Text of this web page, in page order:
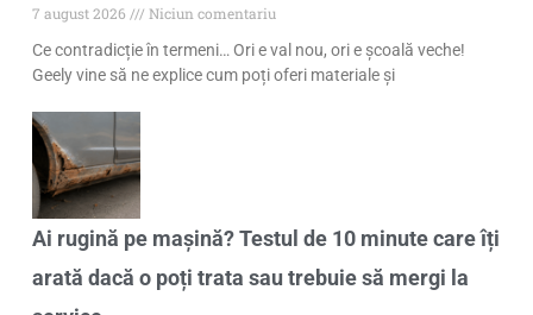
7 august 2026
Niciun comentariu
Ce contradicție în termeni… Ori e val nou, ori e școală veche!
Geely vine să ne explice cum poți oferi materiale și
Ai rugină pe mașină? Testul de 10 minute care îți
arată dacă o poți trata sau trebuie să mergi la